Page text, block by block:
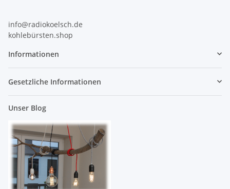
info@radiokoelsch.de
kohlebürsten.shop
Informationen
Gesetzliche Informationen
Unser Blog